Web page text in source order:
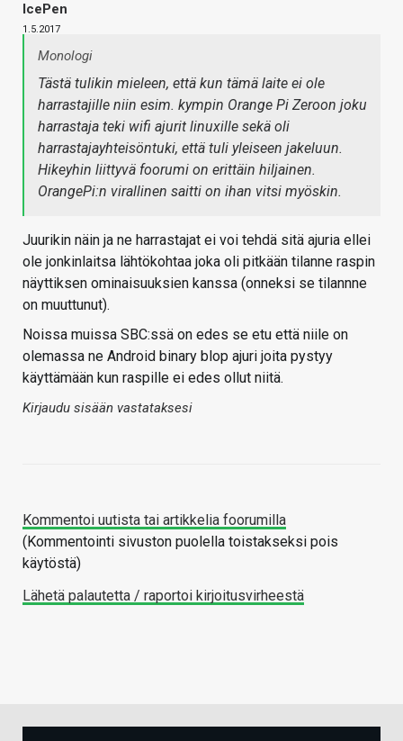
IcePen
1.5.2017
Monologi
Tästä tulikin mieleen, että kun tämä laite ei ole
harrastajille niin esim. kympin Orange Pi Zeroon joku
harrastaja teki wifi ajurit linuxille sekä oli
harrastajayhteisöntuki, että tuli yleiseen jakeluun.
Hikeyhin liittyvä foorumi on erittäin hiljainen.
OrangePi:n virallinen saitti on ihan vitsi myöskin.
Juurikin näin ja ne harrastajat ei voi tehdä sitä ajuria ellei
ole jonkinlaitsa lähtökohtaa joka oli pitkään tilanne raspin
näyttiksen ominaisuuksien kanssa (onneksi se tilannne
on muuttunut).
Noissa muissa SBC:ssä on edes se etu että niile on
olemassa ne Android binary blop ajuri joita pystyy
käyttämään kun raspille ei edes ollut niitä.
Kirjaudu sisään vastataksesi
Kommentoi uutista tai artikkelia foorumilla
(Kommentointi sivuston puolella toistakseksi pois
käytöstä)
Lähetä palautetta / raportoi kirjoitusvirheestä